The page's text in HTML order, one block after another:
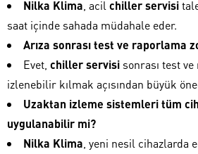
Nilka Klima , acil chiller servisi
saat içinde sahada müdahale eder.
Arıza sonrası test ve raporlama
Evet, chiller servisi sonrası test
izlenebilir kılmak açısından büyük
Uzaktan izleme sistemleri tüm
uygulanabilir mi?
Nilka Klima , yeni nesil